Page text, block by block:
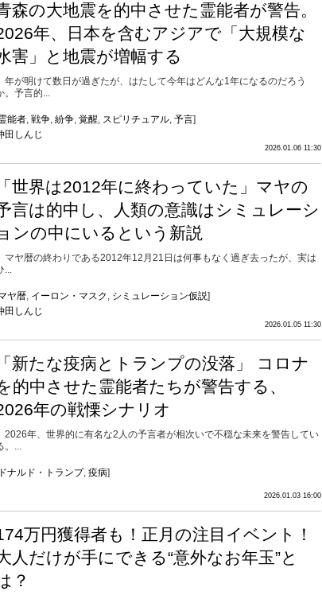
森の大地震を的中させた霊能者が警告。
年、日本を含むアジアで「大規模な
害」と地震が増幅する
が明けて数日が過ぎたが、はたして今年はどんな1年になるのだろう
。予言的...
能者, 戦争, 紛争, 覚醒, スピリチュアル, 予言]
2026.01.06 11:30
田しんじ
世界は2012年に終わっていた」マヤの
言は的中し、人類の意識はシミュレーシ
ンの中にいるという新説
ヤ暦の終わりである2012年12月21日は何事もなく過ぎ去ったが、実は
...
ヤ暦, イーロン・マスク , シミュレーション仮説]
2026.01.05 11:30
田しんじ
新たな疫病とトランプの没落」 コロナ
的中させた霊能者たちが警告する、
年の戦慄シナリオ
年、世界的に有名な2人の予言者が相次いで不穏な未来を警告してい
。...
ナルド・トランプ, 疫病]
2026.01.03 16:00
万円獲得者も！正月の注目イベント！
人だけが手にできる“意外なお年玉”と
？